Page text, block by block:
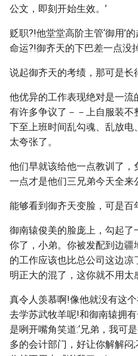
公文，即刻开始生效。’
贬职?!他堂堂高阶主管‘御用’
命运?!御齐天的下巴差一点没
说起御齐天的考绩，那可是长
他优异的工作表现绝对是一
有许多争议了－－上自服装不
下至上班时间乱勾魂、乱放
太夸张了。
他们早就该给他一点教训了，
一点才是他们三兄弟今天全来
能够看到御齐天变脸，可是百
御南辕俊美的脸庞上，勾起了
你了，小弟。你被发配到边疆
的工作应该也比总公司这边
明正大的混了，这你就不用太
真令人羡慕啊!像他就没有这
去学苏武牧羊呢!和御南辕拥
是咧开嘴角笑道:‘兄弟，我可
多的会计部门，好让你解解闷